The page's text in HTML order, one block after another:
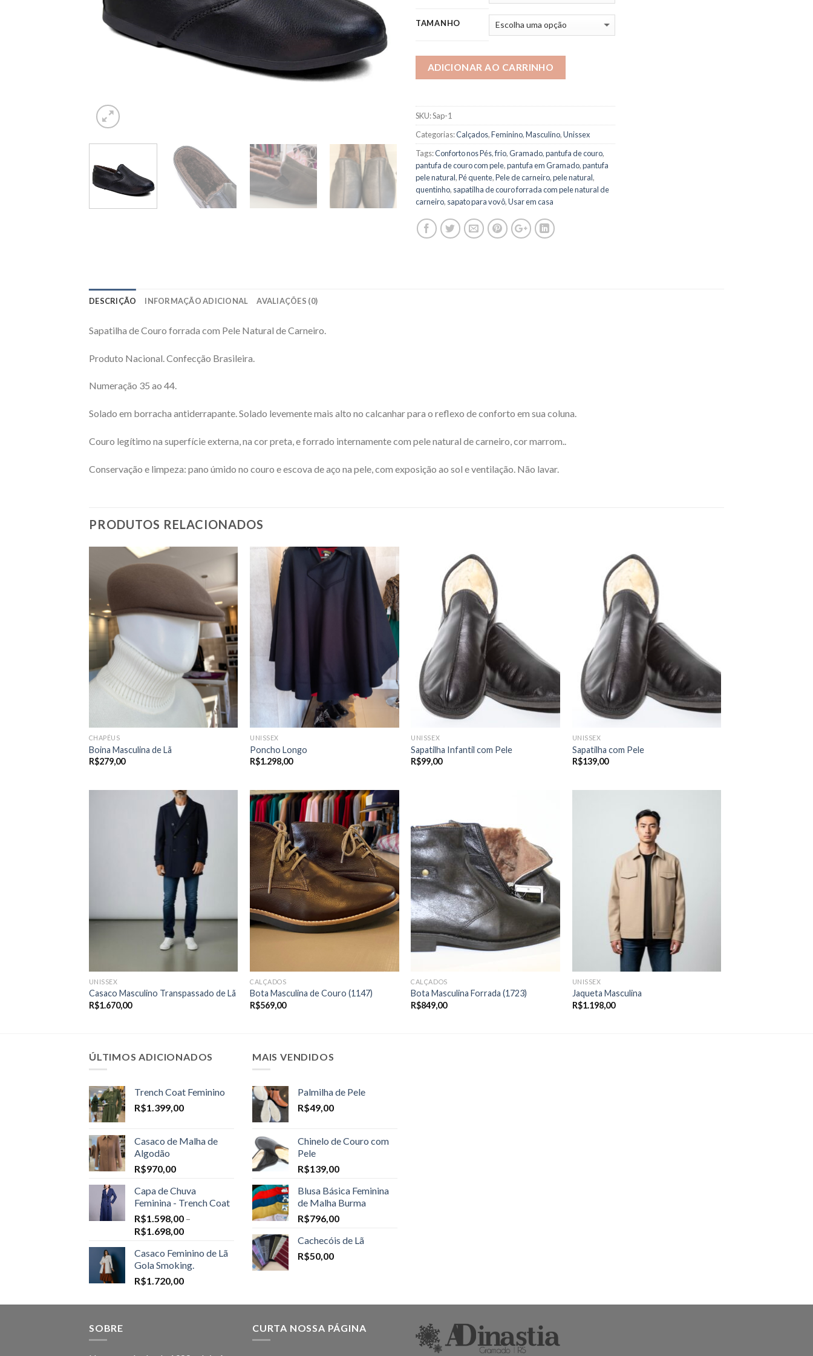
TAMANHO
ADICIONAR AO CARRINHO
SKU:Sap-1
Categorias:Calçados,Feminino,Masculino,Unissex
Tags:Conforto nos Pés,frio,Gramado,pantufa de couro,
pantufa de couro com pele,pantufa em Gramado,pantufa
pele natural,Pé quente,Pele de carneiro,pele natural,
quentinho, sapatilha de couro forrada com pele natural de
carneiro, sapato para vovô,Usar em casa
DESCRIÇÃO INFORMAÇÃO ADICIONAL AVALIAÇÕES (0)
Sapatilha de Couro forrada com Pele Natural de Carneiro.
Produto Nacional. Confecção Brasileira.
Numeração 35 ao 44.
Solado em borracha antiderrapante. Solado levemente mais alto no calcanhar para o reflexo de conforto em sua coluna.
Couro legítimo na superfície externa, na cor preta, e forrado internamente com pele natural de carneiro, cor marrom..
Conservação e limpeza: pano úmido no couro e escova de aço na pele, com exposição ao sol e ventilação. Não lavar.
PRODUTOS RELACIONADOS
CHAPÉUS
Boina Masculina de Lã
R$279,00
UNISSEX
Poncho Longo
R$1.298,00
UNISSEX
Sapatilha Infantil com Pele
R$99,00
UNISSEX
Sapatilha com Pele
R$139,00
UNISSEX
Casaco Masculino Transpassado de Lã
R$1.670,00
CALÇADOS
Bota Masculina de Couro (1147)
R$569,00
CALÇADOS
Bota Masculina Forrada (1723)
R$849,00
UNISSEX
Jaqueta Masculina
R$1.198,00
ÚLTIMOS ADICIONADOS
Trench Coat Feminino
R$1.399,00
Casaco de Malha de
Algodão
R$970,00
Capa de Chuva
Feminina - Trench Coat
R$1.598,00 –
R$1.698,00Price
R$1.598,00
through
R$1.698,00
Casaco Feminino de Lã
Gola Smoking.
R$1.720,00
MAIS VENDIDOS
Palmilha de Pele
R$49,00
Chinelo de Couro com
Pele
R$139,00
Blusa Básica Feminina
de Malha Burma
R$796,00
Cachecóis de Lã
R$50,00
SOBRE CURTA NOSSA PÁGINA